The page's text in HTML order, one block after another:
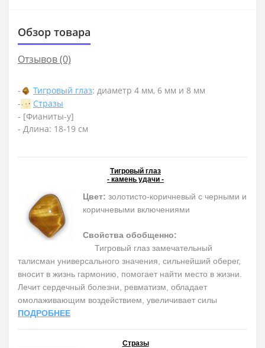
Обзор товара
Отзывов (0)
- Тигровый глаз: диаметр 4 мм, 6 мм и 8 мм
-
Стразы
- [Фианиты-у]
- Длина: 18-19 см
Тигровый глаз
- камень удачи -
Цвет: золотисто-коричневый с черными и
коричневыми включениями
Свойства обобщенно:
Тигровый глаз замечательный
талисман универсального значения, сильнейший оберег,
вносит в жизнь гармонию, помогает найти место в жизни.
Лечит сердечный болезни, ревматизм, обладает
омолаживающим воздействием, увеличивает силы
ПОДРОБНЕЕ
Стразы